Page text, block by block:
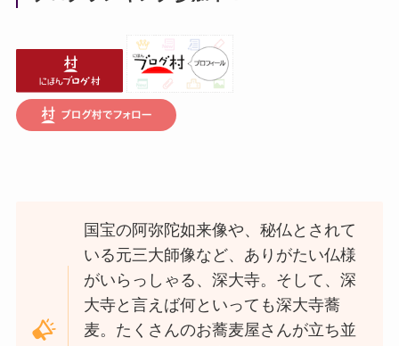
国宝の阿弥陀如来像や、秘仏とされて
いる元三大師像など、ありがたい仏様
がいらっしゃる、深大寺。そして、深
大寺と言えば何といっても深大寺蕎
麦。たくさんのお蕎麦屋さんが立ち並